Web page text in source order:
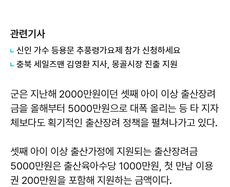
관련기사
신인 가수 등용문 추풍령가요제 참가 신청하세요
충북 세일즈맨 김영환 지사, 몽골시장 진출 지원
군은 지난해 2000만원이던 셋째 아이 이상 출산장려
금을 올해부터 5000만원으로 대폭 올리는 등 타 지자
체보다도 획기적인 출산장려 정책을 펼쳐나가고 있다.
셋째 아이 이상 출산가정에 지원되는 출산장려금
5000만원은 출산육아수당 1000만원, 첫 만남 이용
권 200만원을 포함해 지원하는 금액이다.